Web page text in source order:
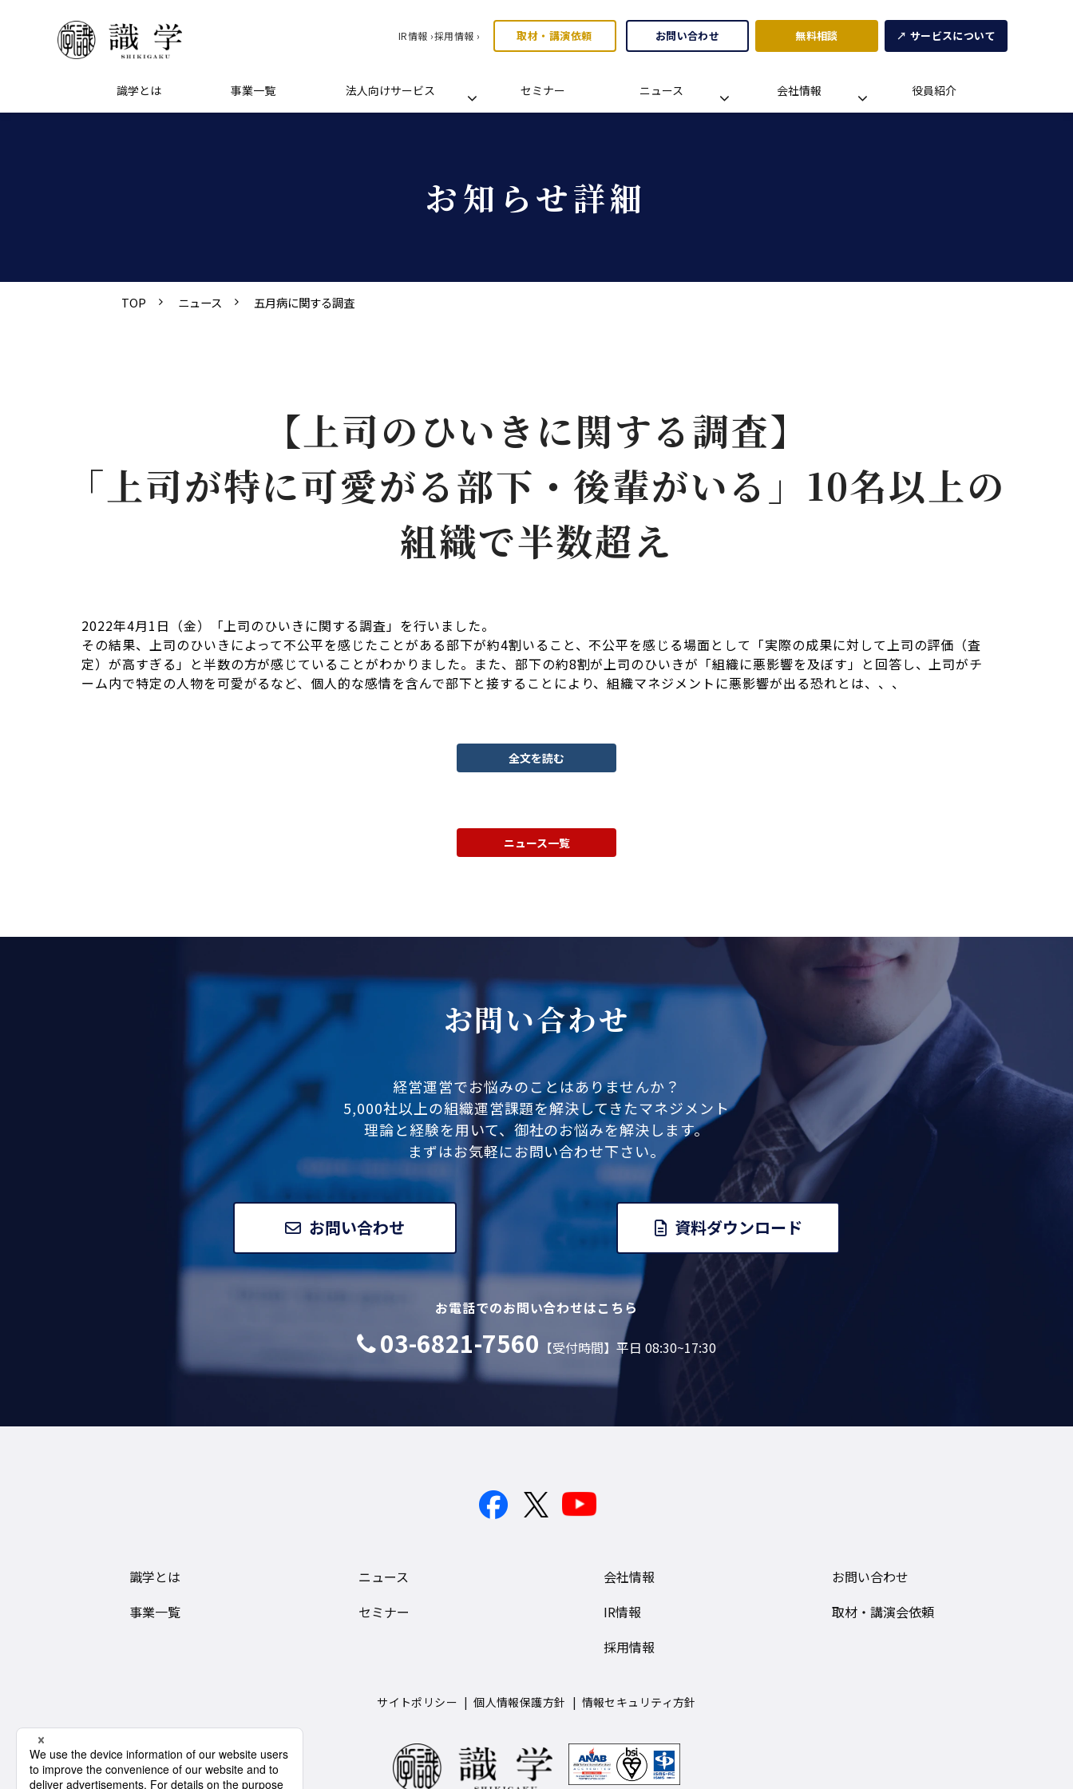
IR情報 ›採用情報 › 取材・講演依頼 お問い合わせ 無料相談 ↗ サービスについて
識学とは 事業一覧 法人向けサービス セミナー ニュース 会社情報 役員紹介
お知らせ詳細
TOP ニュース 五月病に関する調査
【上司のひいきに関する調査】
「上司が特に可愛がる部下・後輩がいる」10名以上の
組織で半数超え
2022年4月1日（金）「上司のひいきに関する調査」を行いました。
その結果、上司のひいきによって不公平を感じたことがある部下が約4割いること、不公平を感じる場面として「実際の成果に対して上司の評価（査
定）が高すぎる」と半数の方が感じていることがわかりました。また、部下の約8割が上司のひいきが「組織に悪影響を及ぼす」と回答し、上司がチ
ーム内で特定の人物を可愛がるなど、個人的な感情を含んで部下と接することにより、組織マネジメントに悪影響が出る恐れとは、、、
全文を読む
ニュース一覧
お問い合わせ
経営運営でお悩みのことはありませんか？
5,000社以上の組織運営課題を解決してきたマネジメント
理論と経験を用いて、御社のお悩みを解決します。
まずはお気軽にお問い合わせ下さい。
お問い合わせ 資料ダウンロード
お電話でのお問い合わせはこちら
03-6821-7560 【受付時間】平日 08:30~17:30
識学とは
事業一覧
ニュース
セミナー
会社情報
IR情報
採用情報
お問い合わせ
取材・講演会依頼
サイトポリシー 個人情報保護方針 情報セキュリティ方針